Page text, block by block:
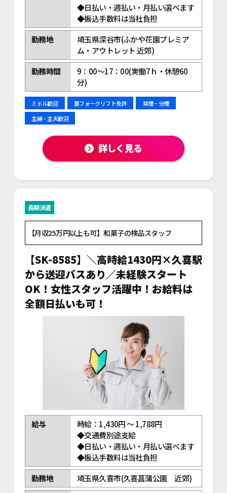
◆日払い・週払い・月払い選べます
◆振込手数料は当社負担
勤務地
埼玉県深谷市(ふかや花園プレミア
ム・アウトレット 近郊)
勤務時間
9：00～17：00(実働7ｈ・休憩60
分)
ミドル歓迎 要フォークリフト免許
禁煙・分煙
主婦・主夫歓迎
詳しく見る
長期派遣
【月収25万円以上も可】和菓子の検品スタッフ
【SK-8585】＼高時給1430円×久喜駅
から送迎バスあり／未経験スタート
OK！女性スタッフ活躍中！お給料は
全額日払いも可！
給与
時給：1,430円 ～ 1,788円
◆交通費別途支給
◆日払い・週払い・月払い選べます
◆振込手数料は当社負担
勤務地
埼玉県久喜市(久喜菖蒲公園 近郊)